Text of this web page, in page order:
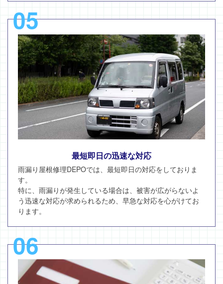
05
最短即日の迅速な対応
雨漏り屋根修理DEPOでは、最短即日の対応をしておりま
す。
特に、雨漏りが発生している場合は、被害が広がらないよ
う迅速な対応が求められるため、早急な対応を心がけてお
ります。
06